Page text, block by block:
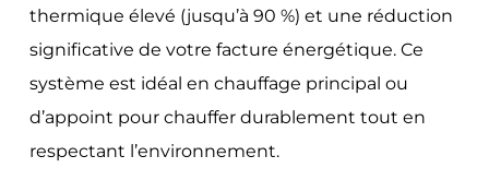
thermique élevé (jusqu’à 90 %) et une réduction
significative de votre facture énergétique. Ce
système est idéal en chauffage principal ou
d’appoint pour chauffer durablement tout en
respectant l’environnement.